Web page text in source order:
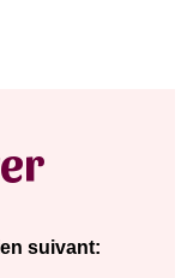
suivant: